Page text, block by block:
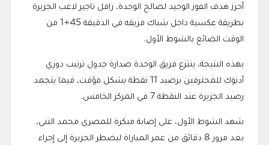
أحرز هدف الفوز الوحيد لصالح الوحدة، رافل تاجير لاعب الجزيرة
بطريقة عكسية داخل شباك فريقه في الدقيقة 45+1 من
الوقت الضائع بالشوط الأول.
بهذه النتيجة، ينتزع فريق الوحدة صدارة جدول ترتيب دوري
أدنوك للمحترفين برصيد 11 نقطة بشكل مؤقت، فيما يتجمد
رصيد الجزيرة عند النقطة 7 في المركز الخامس.
شهد الشوط الأول، على إصابة مبكرة للمصري محمد النني،
بعد مرور 8 دقائق من عمر المباراة ليضطر الجزيرة إلى إجراء